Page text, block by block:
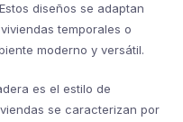
diseños se adaptan
temporales o
moderno y versátil.
es el estilo de
se caracterizan por